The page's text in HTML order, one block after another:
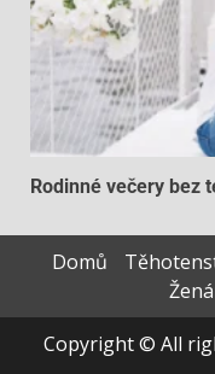
Rodinné večery bez
Domů
Copyright © All